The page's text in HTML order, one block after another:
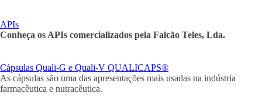
APIs
Conheça os APIs comercializados pela Falcão Teles, Lda.
Cápsulas Quali-G e Quali-V QUALICAPS®
As cápsulas são uma das apresentações mais usadas na indústria
farmacêutica e nutracêutica.